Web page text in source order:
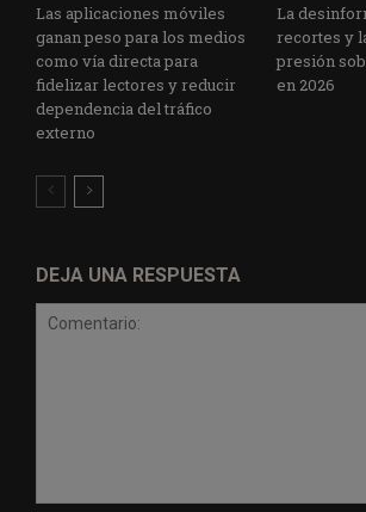
Las aplicaciones móviles
ganan peso para los medios
como vía directa para
fidelizar lectores y reducir
dependencia del tráfico
externo
La
recortes y
presión
en 2026
DEJA UNA RESPUESTA